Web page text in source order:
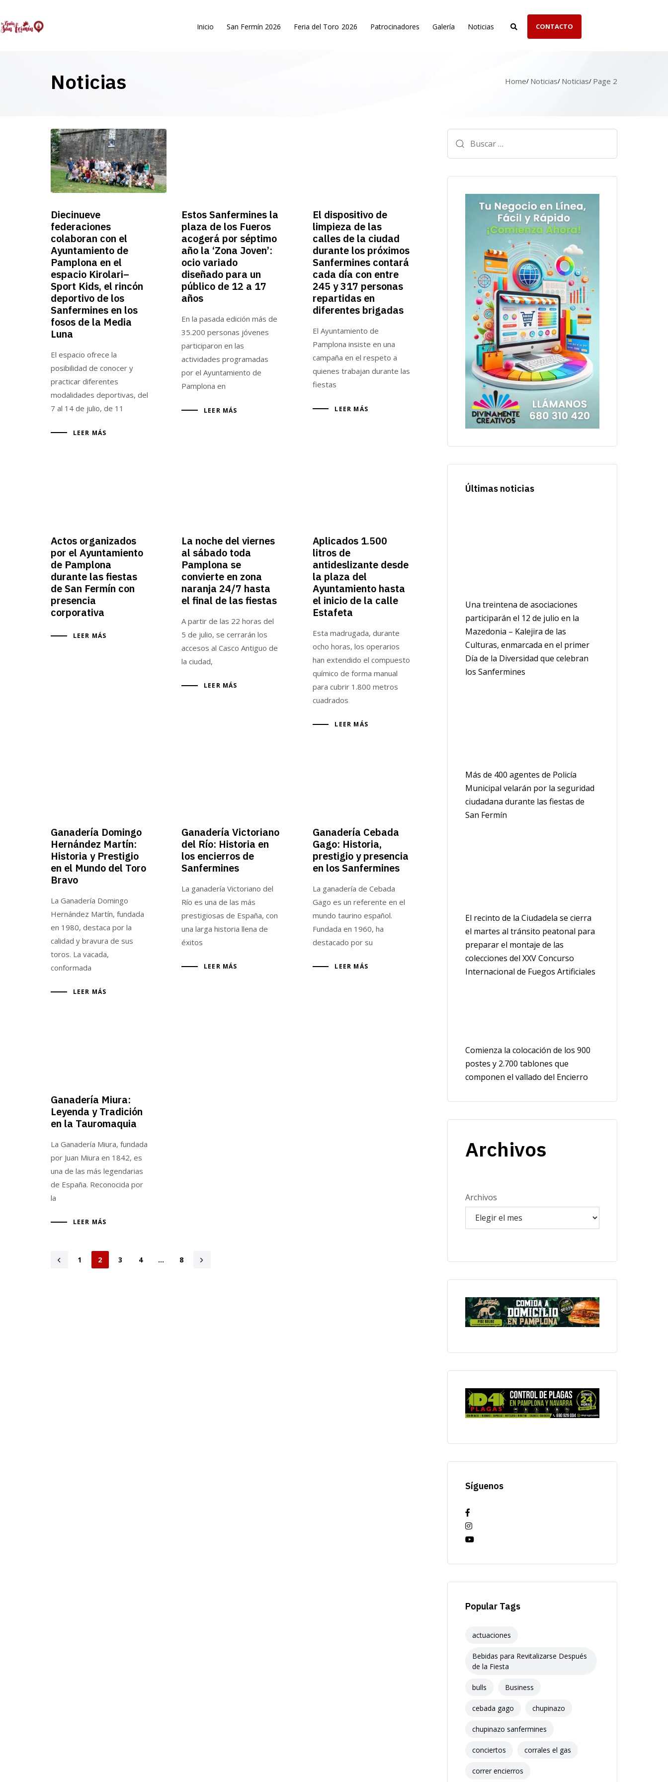
Inicio San Fermín 2026 Feria del Toro 2026 Patrocinadores Galería Noticias CONTACTO
Noticias Home Noticias Noticias Page 2
Diecinueve
federaciones
colaboran con el
Ayuntamiento de
Pamplona en el
espacio Kirolari–
Sport Kids, el rincón
deportivo de los
Sanfermines en los
fosos de la Media
Luna
El espacio ofrece la
posibilidad de conocer y
practicar diferentes
modalidades deportivas, del
7 al 14 de julio, de 11
LEER MÁS
Estos Sanfermines la
plaza de los Fueros
acogerá por séptimo
año la ‘Zona Joven’:
ocio variado
diseñado para un
público de 12 a 17
años
En la pasada edición más de
35.200 personas jóvenes
participaron en las
actividades programadas
por el Ayuntamiento de
Pamplona en
LEER MÁS
El dispositivo de
limpieza de las
calles de la ciudad
durante los próximos
Sanfermines contará
cada día con entre
245 y 317 personas
repartidas en
diferentes brigadas
El Ayuntamiento de
Pamplona insiste en una
campaña en el respeto a
quienes trabajan durante las
fiestas
LEER MÁS
Actos organizados
por el Ayuntamiento
de Pamplona
durante las fiestas
de San Fermín con
presencia
corporativa
LEER MÁS
La noche del viernes
al sábado toda
Pamplona se
convierte en zona
naranja 24/7 hasta
el final de las fiestas
A partir de las 22 horas del
5 de julio, se cerrarán los
accesos al Casco Antiguo de
la ciudad,
LEER MÁS
Aplicados 1.500
litros de
antideslizante desde
la plaza del
Ayuntamiento hasta
el inicio de la calle
Estafeta
Esta madrugada, durante
ocho horas, los operarios
han extendido el compuesto
químico de forma manual
para cubrir 1.800 metros
cuadrados
LEER MÁS
Ganadería Domingo
Hernández Martín:
Historia y Prestigio
en el Mundo del Toro
Bravo
La Ganadería Domingo
Hernández Martín, fundada
en 1980, destaca por la
calidad y bravura de sus
toros. La vacada,
conformada
LEER MÁS
Ganadería Victoriano
del Río: Historia en
los encierros de
Sanfermines
La ganadería Victoriano del
Río es una de las más
prestigiosas de España, con
una larga historia llena de
éxitos
LEER MÁS
Ganadería Cebada
Gago: Historia,
prestigio y presencia
en los Sanfermines
La ganadería de Cebada
Gago es un referente en el
mundo taurino español.
Fundada en 1960, ha
destacado por su
LEER MÁS
Ganadería Miura:
Leyenda y Tradición
en la Tauromaquia
La Ganadería Miura, fundada
por Juan Miura en 1842, es
una de las más legendarias
de España. Reconocida por
la
LEER MÁS
1 2 3 4 … 8
Últimas noticias
Una treintena de asociaciones
participarán el 12 de julio en la
Mazedonia – Kalejira de las
Culturas, enmarcada en el primer
Día de la Diversidad que celebran
los Sanfermines
Más de 400 agentes de Policía
Municipal velarán por la seguridad
ciudadana durante las fiestas de
San Fermín
El recinto de la Ciudadela se cierra
el martes al tránsito peatonal para
preparar el montaje de las
colecciones del XXV Concurso
Internacional de Fuegos Artificiales
Comienza la colocación de los 900
postes y 2.700 tablones que
componen el vallado del Encierro
Archivos
Archivos
Síguenos
Popular Tags
actuaciones
Bebidas para Revitalizarse Después
de la Fiesta
bulls Business
cebada gago chupinazo
chupinazo sanfermines
conciertos corrales el gas
correr encierros